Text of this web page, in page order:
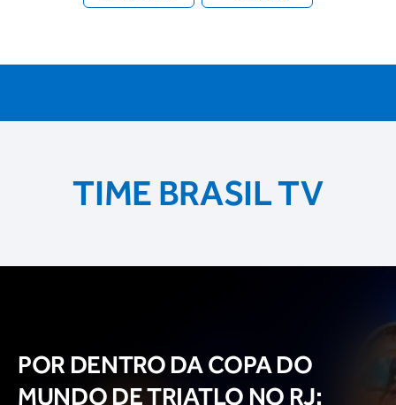
TIME BRASIL TV
POR DENTRO DA COPA DO
MUNDO DE TRIATLO NO RJ: